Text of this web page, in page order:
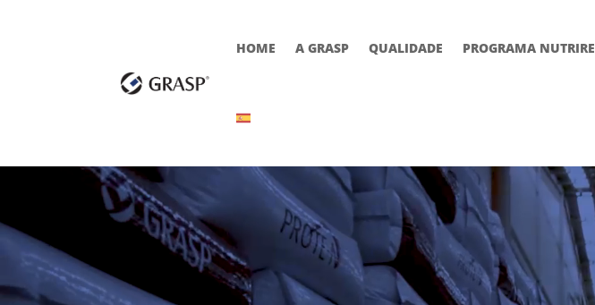
HOME A GRASP QUALIDADE PROGRAMA NUTRIRE